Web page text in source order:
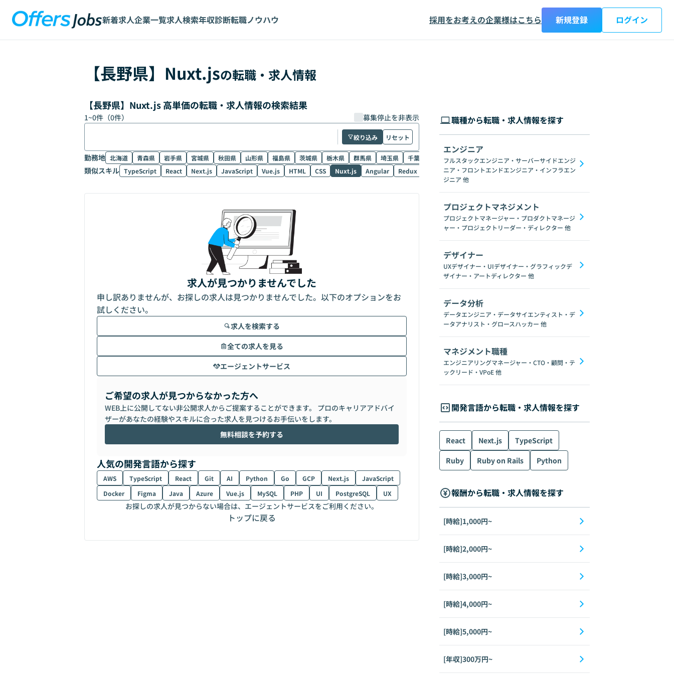
新着求人企業一覧求人検索年収診断転職ノウハウ 採用をお考えの企業様はこちら 新規登録 ログイン
【長野県】 Nuxt.jsの転職・求人情報
【長野県】Nuxt.js 高単価の転職・求人情報の検索結果
1~0件（0件） 募集停止を非表示
絞り込み リセット
勤務地 北海道 青森県 岩手県 宮城県 秋田県 山形県 福島県 茨城県 栃木県 群馬県 埼玉県 千葉県 東京都 神奈川県 新潟県 富山県 石川県
類似スキル TypeScript React Next.js JavaScript Vue.js HTML CSS Nuxt.js Angular Redux NestJS AngularJS jQuery Webpack Vuex
求人が見つかりませんでした
申し訳ありませんが、お探しの求人は見つかりませんでした。以下のオプションをお
試しください。
求人を検索する
全ての求人を見る
エージェントサービス
ご希望の求人が見つからなかった方へ
WEB上に公開してない非公開求人からご提案することができます。 プロのキャリアアドバイ
ザーがあなたの経験やスキルに合った求人を見つけるお手伝いをします。
無料相談を予約する
人気の開発言語から探す
AWS TypeScript React Git AI Python Go GCP Next.js
JavaScript
Docker
Figma Java Azure Vue.js MySQL PHP UI PostgreSQL UX
お探しの求人が見つからない場合は、エージェントサービスをご利用ください。
トップに戻る
職種から転職・求人情報を探す
エンジニア
フルスタックエンジニア・サーバーサイドエンジ
ニア・フロントエンドエンジニア・インフラエン
ジニア 他
プロジェクトマネジメント
プロジェクトマネージャー・プロダクトマネージ
ャー・プロジェクトリーダー・ディレクター 他
デザイナー
UXデザイナー・UIデザイナー・グラフィックデ
ザイナー・アートディレクター 他
データ分析
データエンジニア・データサイエンティスト・デ
ータアナリスト・グロースハッカー 他
マネジメント職種
エンジニアリングマネージャー・CTO・顧問・テ
ックリード・VPoE他
開発言語から転職・求人情報を探す
React Next.js
TypeScript
Ruby
Ruby on Rails Python
報酬から転職・求人情報を探す
[時給]1,000円~
[時給]2,000円~
[時給]3,000円~
[時給]4,000円~
[時給]5,000円~
[年収]300万円~